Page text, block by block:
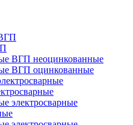
ВГП неоцинкованные
ВГП оцинкованные
электросварные